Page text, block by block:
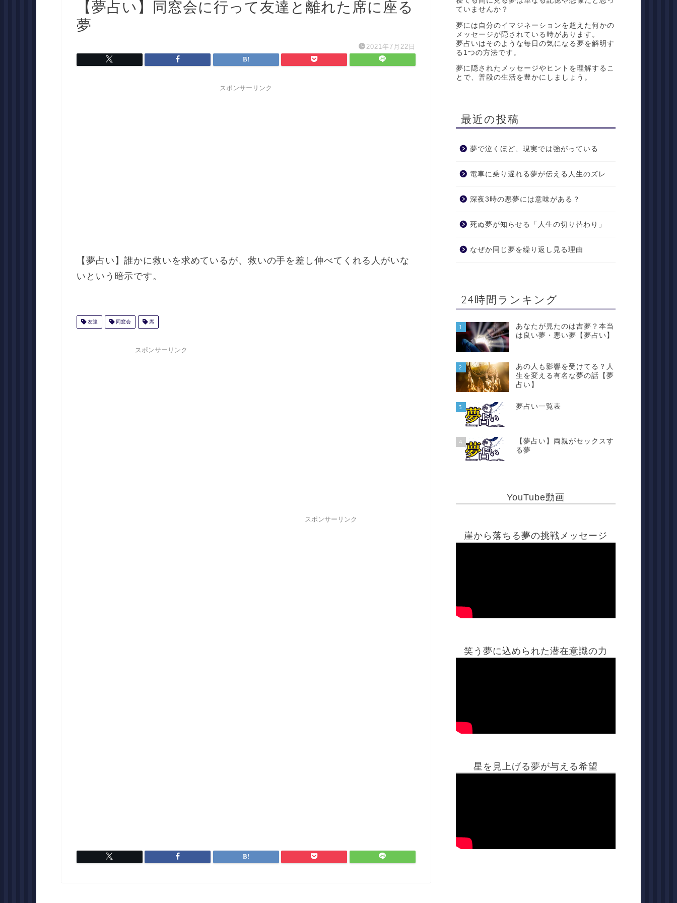
【夢占い】同窓会に行って友達と離れた席に座る
夢
2021年7月22日
スポンサーリンク
【夢占い】誰かに救いを求めているが、救いの手を差し伸べてくれる人がいな
いという暗示です。
友達 同窓会 席
スポンサーリンク
スポンサーリンク
ていませんか？
夢には自分のイマジネーションを超えた何かの
メッセージが隠されている時があります。
夢占いはそのような毎日の気になる夢を解明す
る1つの方法です。
夢に隠されたメッセージやヒントを理解するこ
とで、普段の生活を豊かにしましょう。
最近の投稿
夢で泣くほど、現実では強がっている
電車に乗り遅れる夢が伝える人生のズレ
深夜3時の悪夢には意味がある？
死ぬ夢が知らせる「人生の切り替わり」
なぜか同じ夢を繰り返し見る理由
24時間ランキング
1
あなたが見たのは吉夢？本当
は良い夢・悪い夢【夢占い】
2
あの人も影響を受けてる？人
生を変える有名な夢の話【夢
占い】
3 夢占い一覧表
4
【夢占い】両親がセックスす
る夢
YouTube動画
崖から落ちる夢の挑戦メッセージ
笑う夢に込められた潜在意識の力
星を見上げる夢が与える希望